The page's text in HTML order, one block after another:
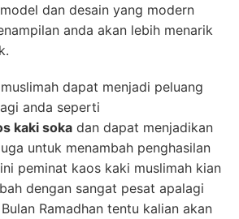
dan desain yang modern
anda akan lebih menarik
dapat menjadi peluang
anda seperti
kaki soka dan dapat menjadikan
untuk menambah penghasilan
peminat kaos kaki muslimah kian
dengan sangat pesat apalagi
Ramadhan tentu kalian akan